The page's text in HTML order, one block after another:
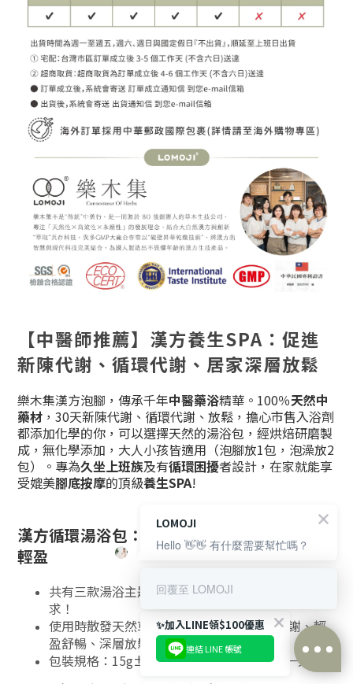
【中醫師推薦】漢方養生SPA：促進
新陳代謝、循環代謝、居家深層放鬆
樂木集漢方泡腳，傳承千年中醫藥浴精華。100％天然中
藥材 ，30天新陳代謝、循環代謝、放鬆，擔心市售入浴劑
都添加化學的你，可以選擇天然的湯浴包，經烘焙研磨製
成，無化學添加，大人小孩皆適用（泡腳放1包，泡澡放2
包）。專為久坐上班族及有循環困擾者設計，在家就能享
受媲美腳底按摩的頂級養生SPA!
漢方循環湯浴包：天天舒壓、月月溫順、日日
輕盈
共有三款湯浴主題/12種天然草本，滿足不同泡澡需
求！
使用時散發天然草本香氣，促進肌膚新陳代謝、輕
盈舒暢、深層放鬆
包裝規格：15g±5g (單入規格) x 總共7入/一大包
立即購買
✨加入LINE領$100優惠
連結 LINE 帳號
LOMOJI
Hello 👋👋 有什麼需要幫忙嗎？
回覆至 LOMOJI